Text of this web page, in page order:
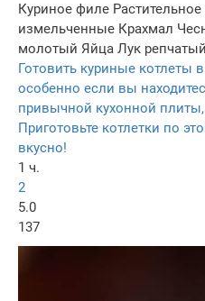
Куриное филе
измельченные Крахмал
молотый Яйца Лук репчатый
Готовить куриные котлеты
особенно если вы
привычной кухонной
Приготовьте котлетки по
вкусно!
1 ч.
2
5.0
137